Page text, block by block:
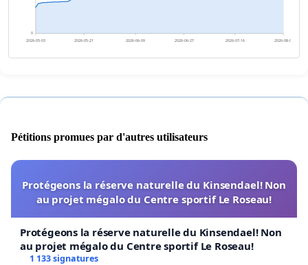
0
2026-05-03 2026-05-21 2026-06-09 2026-06-27 2026-07-16 2026-08-03
Pétitions promues par d'autres utilisateurs
Protégeons la réserve naturelle du Kinsendael! Non
au projet mégalo du Centre sportif Le Roseau!
Protégeons la réserve naturelle du Kinsendael! Non
au projet mégalo du Centre sportif Le Roseau!
1 133 signatures